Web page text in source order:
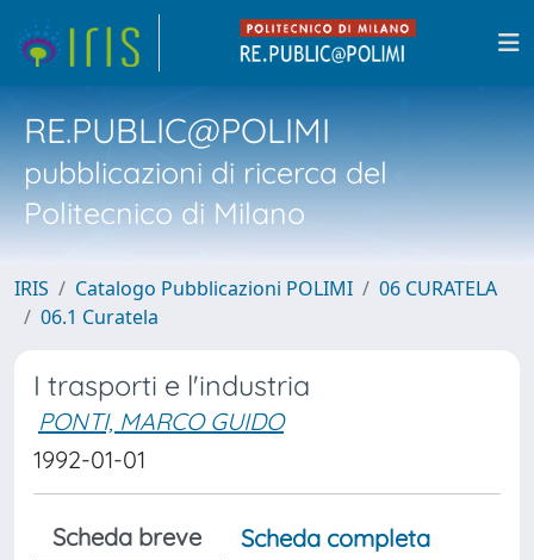
RE.PUBLIC@POLIMI
pubblicazioni di ricerca del
Politecnico di Milano
IRIS Catalogo Pubblicazioni POLIMI
06 CURATELA
06.1 Curatela
I trasporti e l'industria
PONTI, MARCO GUIDO
1992-01-01
Scheda breve
Scheda completa